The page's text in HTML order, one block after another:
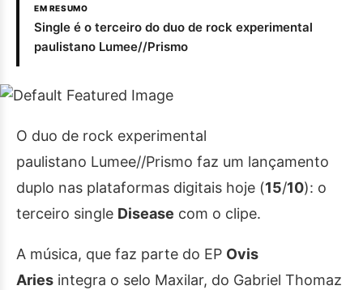
EM RESUMO
Single é o terceiro do duo de rock experimental
paulistano Lumee//Prismo
O duo de rock experimental
paulistano Lumee//Prismo faz um lançamento
duplo nas plataformas digitais hoje (15/10): o
terceiro single Disease com o clipe.
A música, que faz parte do EP Ovis
Aries integra o selo Maxilar, do Gabriel Thomaz